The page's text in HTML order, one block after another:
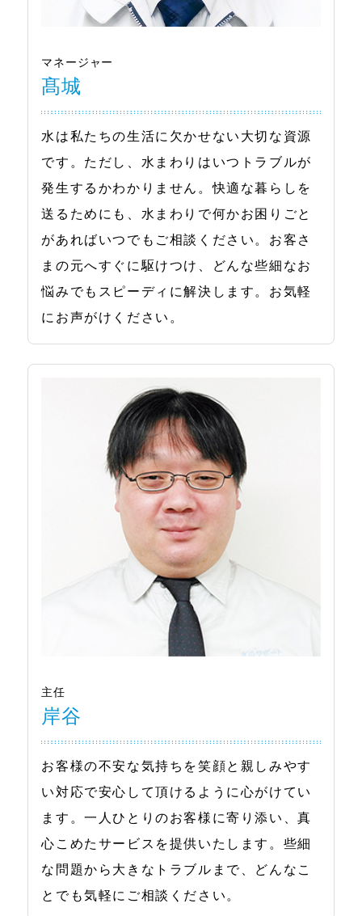
マネージャー
髙城
水は私たちの生活に欠かせない大切な資源
です。ただし、水まわりはいつトラブルが
発生するかわかりません。快適な暮らしを
送るためにも、水まわりで何かお困りごと
があればいつでもご相談ください。お客さ
まの元へすぐに駆けつけ、どんな些細なお
悩みでもスピーディに解決します。お気軽
にお声がけください。
主任
岸谷
お客様の不安な気持ちを笑顔と親しみやす
い対応で安心して頂けるように心がけてい
ます。一人ひとりのお客様に寄り添い、真
心こめたサービスを提供いたします。些細
な問題から大きなトラブルまで、どんなこ
とでも気軽にご相談ください。